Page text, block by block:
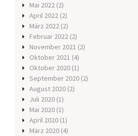
Mai 2022 (2)
April 2022 (2)
März 2022 (2)
Februar 2022 (2)
November 2021 (2)
Oktober 2021 (4)
Oktober 2020 (1)
September 2020 (2)
August 2020 (2)
Juli 2020 (1)
Mai 2020 (1)
April 2020 (1)
März 2020 (4)